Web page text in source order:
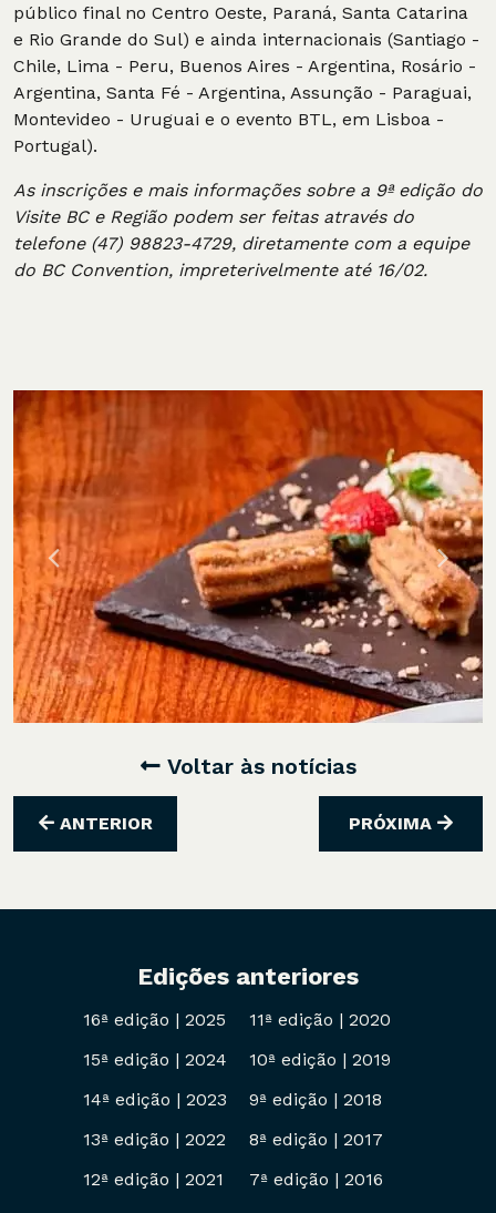
público final no Centro Oeste, Paraná, Santa Catarina
e Rio Grande do Sul) e ainda internacionais (Santiago -
Chile, Lima - Peru, Buenos Aires - Argentina, Rosário -
Argentina, Santa Fé - Argentina, Assunção - Paraguai,
Montevideo - Uruguai e o evento BTL, em Lisboa -
Portugal).
As inscrições e mais informações sobre a 9ª edição do
Visite BC e Região podem ser feitas através do
telefone (47) 98823-4729, diretamente com a equipe
do BC Convention, impreterivelmente até 16/02.
Voltar às notícias
ANTERIOR PRÓXIMA
Edições anteriores
16ª edição | 2025
15ª edição | 2024
14ª edição | 2023
13ª edição | 2022
12ª edição | 2021
11ª edição | 2020
10ª edição | 2019
9ª edição | 2018
8ª edição | 2017
7ª edição | 2016